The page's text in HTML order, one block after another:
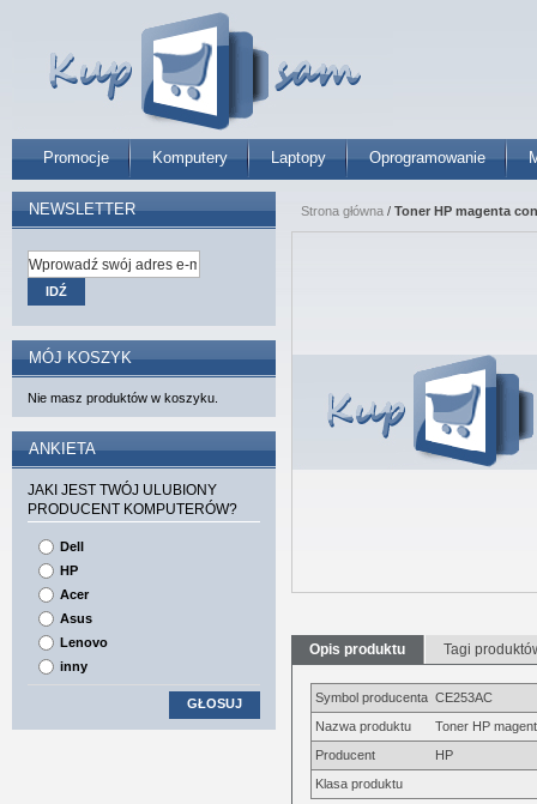
Promocje Komputery Laptopy Oprogramowanie
Strona główna / Toner HP magenta
Opis produktu Tagi
Symbol producenta CE253AC
Nazwa produktu
Toner HP
Producent
HP
Klasa produktu
NEWSLETTER
IDŹ
MÓJ KOSZYK
Nie masz produktów w koszyku.
ANKIETA
JAKI JEST TWÓJ ULUBIONY
PRODUCENT KOMPUTERÓW?
Dell
HP
Acer
Asus
Lenovo
inny
GŁOSUJ